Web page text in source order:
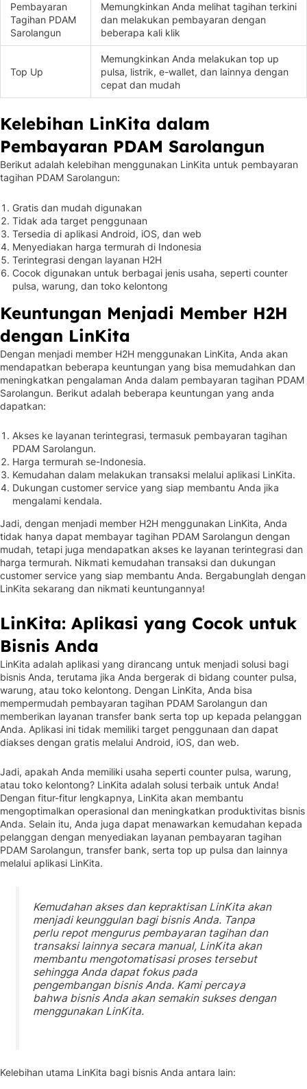
Pembayaran
Tagihan PDAM
Sarolangun
Memungkinkan Anda melihat tagihan terkini
dan melakukan pembayaran dengan
beberapa kali klik
Top Up
Memungkinkan Anda melakukan top up
pulsa, listrik, e-wallet, dan lainnya dengan
cepat dan mudah
Kelebihan LinKita dalam
Pembayaran PDAM Sarolangun
Berikut adalah kelebihan menggunakan LinKita untuk pembayaran
tagihan PDAM Sarolangun:
Gratis dan mudah digunakan
Tidak ada target penggunaan
Tersedia di aplikasi Android, iOS, dan web
Menyediakan harga termurah di Indonesia
Terintegrasi dengan layanan H2H
Cocok digunakan untuk berbagai jenis usaha, seperti counter
pulsa, warung, dan toko kelontong
Keuntungan Menjadi Member H2H
dengan LinKita
Dengan menjadi member H2H menggunakan LinKita, Anda akan
mendapatkan beberapa keuntungan yang bisa memudahkan dan
meningkatkan pengalaman Anda dalam pembayaran tagihan PDAM
Sarolangun. Berikut adalah beberapa keuntungan yang anda
dapatkan:
Akses ke layanan terintegrasi, termasuk pembayaran tagihan
PDAM Sarolangun.
Harga termurah se-Indonesia.
Kemudahan dalam melakukan transaksi melalui aplikasi LinKita.
Dukungan customer service yang siap membantu Anda jika
mengalami kendala.
Jadi, dengan menjadi member H2H menggunakan LinKita, Anda
tidak hanya dapat membayar tagihan PDAM Sarolangun dengan
mudah, tetapi juga mendapatkan akses ke layanan terintegrasi dan
harga termurah. Nikmati kemudahan transaksi dan dukungan
customer service yang siap membantu Anda. Bergabunglah dengan
LinKita sekarang dan nikmati keuntungannya!
LinKita: Aplikasi yang Cocok untuk
Bisnis Anda
LinKita adalah aplikasi yang dirancang untuk menjadi solusi bagi
bisnis Anda, terutama jika Anda bergerak di bidang counter pulsa,
warung, atau toko kelontong. Dengan LinKita, Anda bisa
mempermudah pembayaran tagihan PDAM Sarolangun dan
memberikan layanan transfer bank serta top up kepada pelanggan
Anda. Aplikasi ini tidak memiliki target penggunaan dan dapat
diakses dengan gratis melalui Android, iOS, dan web.
Jadi, apakah Anda memiliki usaha seperti counter pulsa, warung,
atau toko kelontong? LinKita adalah solusi terbaik untuk Anda!
Dengan fitur-fitur lengkapnya, LinKita akan membantu
mengoptimalkan operasional dan meningkatkan produktivitas bisnis
Anda. Selain itu, Anda juga dapat menawarkan kemudahan kepada
pelanggan dengan menyediakan layanan pembayaran tagihan
PDAM Sarolangun, transfer bank, serta top up pulsa dan lainnya
melalui aplikasi LinKita.
Kemudahan akses dan kepraktisan LinKita akan
menjadi keunggulan bagi bisnis Anda. Tanpa
perlu repot mengurus pembayaran tagihan dan
transaksi lainnya secara manual, LinKita akan
membantu mengotomatisasi proses tersebut
sehingga Anda dapat fokus pada
pengembangan bisnis Anda. Kami percaya
bahwa bisnis Anda akan semakin sukses dengan
menggunakan LinKita.
Kelebihan utama LinKita bagi bisnis Anda antara lain: